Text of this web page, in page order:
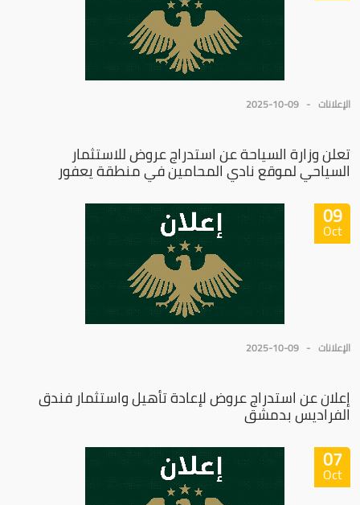
الإعلانات 2025-10-09
تعلن وزارة السياحة عن استدراج عروض للاستثمار
السياحي لموقع نادي المحامين في منطقة يعفور
09
Oct
الإعلانات 2025-10-09
إعلان عن استدراج عروض لإعادة تأهيل واستثمار فندق
الفراديس بدمشق
07
Oct